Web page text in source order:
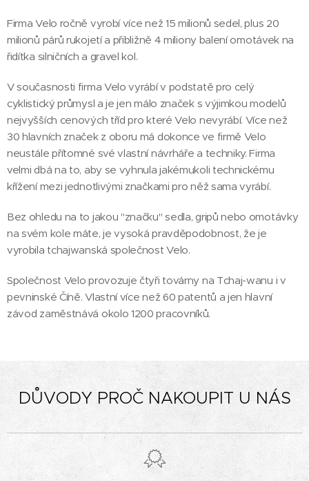
Firma Velo ročně vyrobí více než 15 milionů sedel, plus 20
milionů párů rukojetí a přibližně 4 miliony balení omotávek na
řidítka silničních a gravel kol.
V současnosti firma Velo vyrábí v podstatě pro celý
cyklistický průmysl a je jen málo značek s výjimkou modelů
nejvyšších cenových tříd pro které Velo nevyrábí. Více než
30 hlavních značek z oboru má dokonce ve firmě Velo
neustále přítomné své vlastní návrháře a techniky. Firma
velmi dbá na to, aby se vyhnula jakémukoli technickému
křížení mezi jednotlivými značkami pro něž sama vyrábí.
Bez ohledu na to jakou "značku" sedla, gripů nebo omotávky
na svém kole máte, je vysoká pravděpodobnost, že je
vyrobila tchajwanská společnost Velo.
Společnost Velo provozuje čtyři továrny na Tchaj-wanu i v
pevninské Číně. Vlastní více než 60 patentů a jen hlavní
závod zaměstnává okolo 1200 pracovníků.
DŮVODY PROČ NAKOUPIT U NÁS